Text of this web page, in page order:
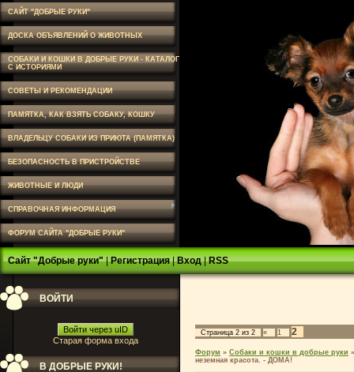
САЙТ "ДОБРЫЕ РУКИ"
ДОСКА ОБЪЯВЛЕНИЙ О ЖИВОТНЫХ
СОБАКИ И КОШКИ В ДОБРЫЕ РУКИ - КАТАЛОГ
С ИСТОРИЯМИ
СОВЕТЫ И РЕКОМЕНДАЦИИ
ПАМЯТКА, КАК ВЗЯТЬ СОБАКУ, КОШКУ
ВЛАДЕЛЬЦУ СОБАКИ ИЗ ПРИЮТА (ПАМЯТКА)
БЕЗОПАСНОСТЬ В ПРИСТРОЙСТВЕ
ЖИВОТНЫЕ И ЛЮДИ
СПРАВОЧНАЯ ИНФОРМАЦИЯ
ФОРУМ САЙТА "ДОБРЫЕ РУКИ"
Сайт "Добрые руки"|Регистрация|Вход|RSS
ВОЙТИ
Войти через uID
Старая форма входа
В ДОБРЫЕ РУКИ!
Страница 2 из 2 « 1 2
Форум » Собаки и кошки в добрые руки »
неземная красота. - ДОМА!